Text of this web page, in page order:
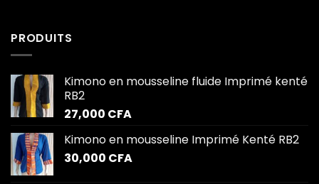
PRODUITS
Kimono en mousseline fluide Imprimé kenté
RB2
27,000 CFA
Kimono en mousseline Imprimé Kenté RB2
30,000 CFA